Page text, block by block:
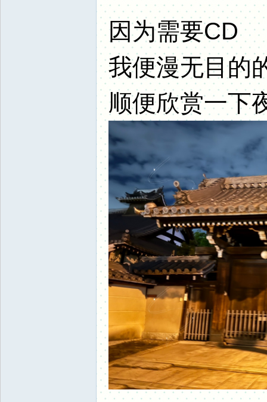
因为需要CD
我便漫无目的
顺便欣赏一下